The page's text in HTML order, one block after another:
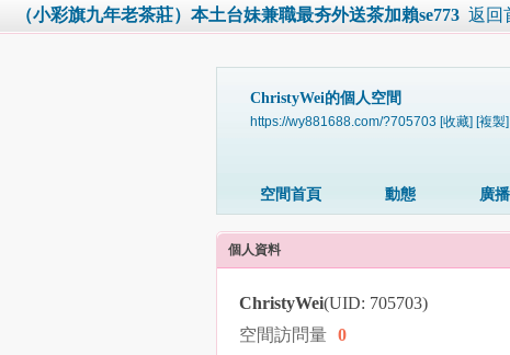
（小彩旗九年老茶莊）本土台妹兼職最夯外送茶加賴se773 返回
ChristyWei的個人空間
https://wy881688.com/?705703 [收藏] [複製]
空間首頁 動態 廣播
個人資料
ChristyWei(UID: 705703)
空間訪問量 0